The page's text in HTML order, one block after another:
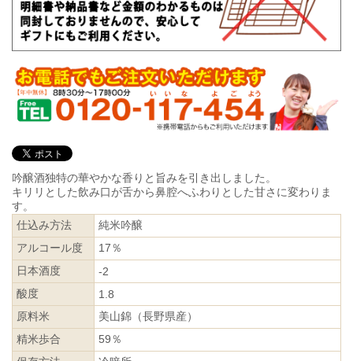
吟醸酒独特の華やかな香りと旨みを引き出しました。
キリリとした飲み口が舌から鼻腔へふわりとした甘さに変わりま
す。
仕込み方法
純米吟醸
アルコール度
17％
日本酒度
-2
酸度
1.8
原料米
美山錦（長野県産）
精米歩合
59％